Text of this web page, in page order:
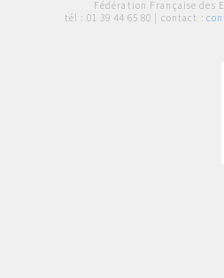
Fédération Française des
tél : 01 39 44 65 80 | contact :